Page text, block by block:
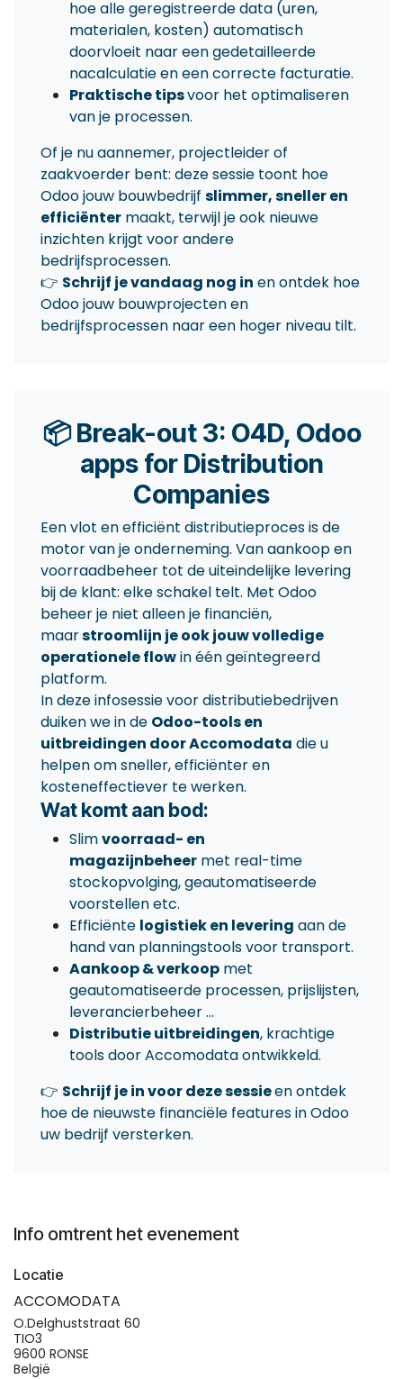
hoe alle geregistreerde data (uren,
materialen, kosten) automatisch
doorvloeit naar een gedetailleerde
nacalculatie en een correcte facturatie.
Praktische tipsvoor het optimaliseren
van je processen.
Of je nu aannemer, projectleider of
zaakvoerder bent: deze sessie toont hoe
Odoo jouw bouwbedrijf slimmer, sneller en
efficiënter maakt, terwijl je ook nieuwe
inzichten krijgt voor andere
bedrijfsprocessen.
👉 Schrijf je vandaag nog in en ontdek hoe
Odoo jouw bouwprojecten en
bedrijfsprocessen naar een hoger niveau tilt.
📦 Break-out 3: O4D, Odoo
apps for Distribution
Companies
Een vlot en efficiënt distributieproces is de
motor van je onderneming. Van aankoop en
voorraadbeheer tot de uiteindelijke levering
bij de klant: elke schakel telt. Met Odoo
beheer je niet alleen je financiën,
maarstroomlijn je ook jouw volledige
operationele flowin één geïntegreerd
platform.
In deze infosessie voor distributiebedrijven
duiken we in de Odoo-tools en
uitbreidingen door Accomodata die u
helpen om sneller, efficiënter en
kosteneffectiever te werken.
Wat komt aan bod:
Slimvoorraad- en
magazijnbeheer met real-time
stockopvolging, geautomatiseerde
voorstellen etc.
Efficiënte logistiek en levering aan de
hand van planningstools voor transport.
Aankoop & verkoop met
geautomatiseerde processen, prijslijsten,
leverancierbeheer ...
Distributie uitbreidingen, krachtige
tools door Accomodata ontwikkeld.
👉 Schrijf je in voor deze sessieen ontdek
hoe de nieuwste financiële features in Odoo
uw bedrijf versterken.
Info omtrent het evenement
Locatie
ACCOMODATA
O.Delghuststraat 60
TIO3
9600 RONSE
België